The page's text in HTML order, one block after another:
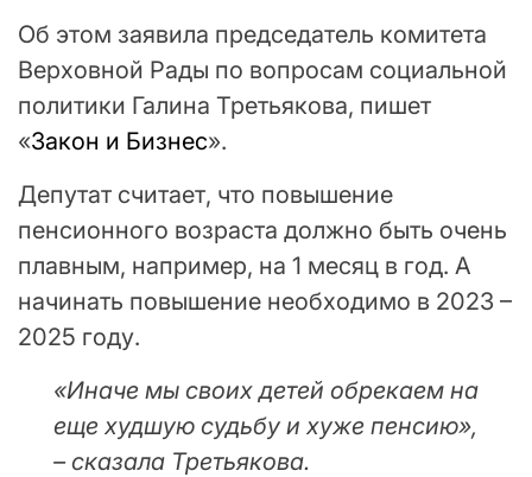
Об этом заявила председатель комитета
Верховной Рады по вопросам социальной
политики Галина Третьякова, пишет
«Закон и Бизнес».
Депутат считает, что повышение
пенсионного возраста должно быть очень
плавным, например, на 1 месяц в год. А
начинать повышение необходимо в 2023 –
2025 году.
«Иначе мы своих детей обрекаем на
еще худшую судьбу и хуже пенсию»,
– сказала Третьякова.